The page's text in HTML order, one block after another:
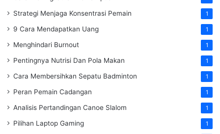
Strategi Menjaga Konsentrasi Pemain 1
9 Cara Mendapatkan Uang 1
Menghindari Burnout 1
Pentingnya Nutrisi Dan Pola Makan 1
Cara Membersihkan Sepatu Badminton 1
Peran Pemain Cadangan 1
Analisis Pertandingan Canoe Slalom 1
Pilihan Laptop Gaming 1